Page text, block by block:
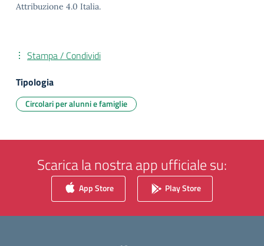
Attribuzione 4.0 Italia.
Stampa / Condividi
Tipologia
Circolari per alunni e famiglie
Scarica la nostra app ufficiale su:
App Store Play Store